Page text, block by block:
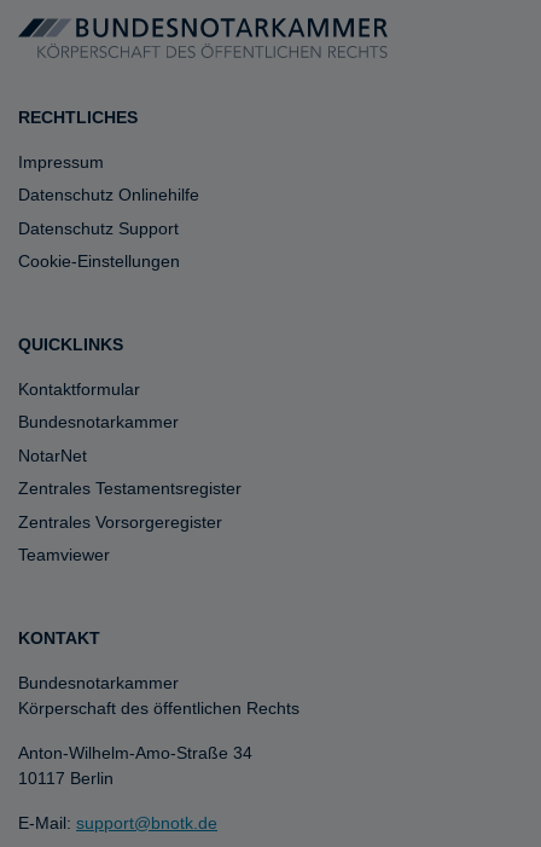
RECHTLICHES
Impressum
Datenschutz Onlinehilfe
Datenschutz Support
Cookie-Einstellungen
QUICKLINKS
Kontaktformular
Bundesnotarkammer
NotarNet
Zentrales Testamentsregister
Zentrales Vorsorgeregister
Teamviewer
KONTAKT
Bundesnotarkammer
Körperschaft des öffentlichen Rechts
Anton-Wilhelm-Amo-Straße 34
10117 Berlin
E-Mail: support@bnotk.de